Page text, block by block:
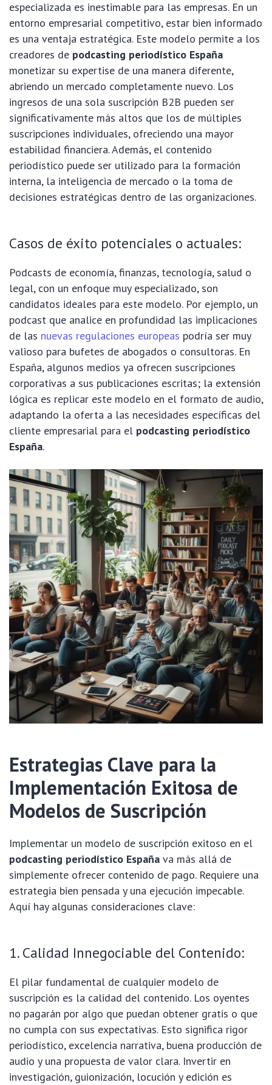
especializada es inestimable para las empresas. En un
entorno empresarial competitivo, estar bien informado
es una ventaja estratégica. Este modelo permite a los
creadores de podcasting periodístico España
monetizar su expertise de una manera diferente,
abriendo un mercado completamente nuevo. Los
ingresos de una sola suscripción B2B pueden ser
significativamente más altos que los de múltiples
suscripciones individuales, ofreciendo una mayor
estabilidad financiera. Además, el contenido
periodístico puede ser utilizado para la formación
interna, la inteligencia de mercado o la toma de
decisiones estratégicas dentro de las organizaciones.
Casos de éxito potenciales o actuales:
Podcasts de economía, finanzas, tecnología, salud o
legal, con un enfoque muy especializado, son
candidatos ideales para este modelo. Por ejemplo, un
podcast que analice en profundidad las implicaciones
de las nuevas regulaciones europeas podría ser muy
valioso para bufetes de abogados o consultoras. En
España, algunos medios ya ofrecen suscripciones
corporativas a sus publicaciones escritas; la extensión
lógica es replicar este modelo en el formato de audio,
adaptando la oferta a las necesidades específicas del
cliente empresarial para el podcasting periodístico
España.
Estrategias Clave para la
Implementación Exitosa de
Modelos de Suscripción
Implementar un modelo de suscripción exitoso en el
podcasting periodístico España va más allá de
simplemente ofrecer contenido de pago. Requiere una
estrategia bien pensada y una ejecución impecable.
Aquí hay algunas consideraciones clave:
1. Calidad Innegociable del Contenido:
El pilar fundamental de cualquier modelo de
suscripción es la calidad del contenido. Los oyentes
no pagarán por algo que puedan obtener gratis o que
no cumpla con sus expectativas. Esto significa rigor
periodístico, excelencia narrativa, buena producción de
audio y una propuesta de valor clara. Invertir en
investigación, guionización, locución y edición es